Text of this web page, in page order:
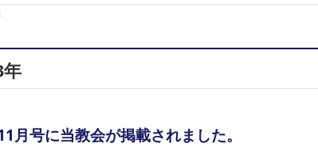
月号に当教会が掲載されました。